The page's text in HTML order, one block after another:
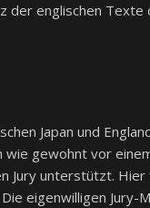
englischen Texte
Japan und
wie gewohnt vor
Jury unterstützt.
Die eigenwilligen